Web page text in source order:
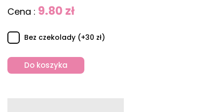
Cena : 9.80 zł
Bez czekolady (+30 zł)
Do koszyka